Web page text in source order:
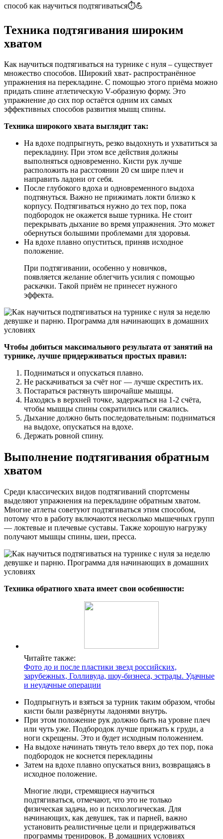
способ как научиться подтягиваться⏱️💪
Техника подтягивания широким
хватом
Как научиться подтягиваться на турнике с нуля – существует
множество способов. Широкий хват- распространённое
упражнения на перекладине. С помощью этого приёма можно
придать спине атлетическую V-образную форму. Это
упражнение до сих пор остаётся одним их самых
эффективных способов развития мышц спины.
Техника широкого хвата выглядит так:
На вдохе подпрыгнуть, резко выдохнуть и ухватиться за
перекладину. При этом все действия должны
выполняться одновременно. Кисти рук лучше
расположить на расстоянии 20 см шире плеч и
направить ладони от себя.
После глубокого вдоха и одновременного выдоха
подтянуться. Важно не прижимать локти близко к
корпусу. Подтягиваться нужно до тех пор, пока
подбородок не окажется выше турника. Не стоит
перекрывать дыхание во время упражнения. Это может
обернуться большими проблемами для здоровья.
На вдохе плавно опуститься, приняв исходное
положение.
При подтягивании, особенно у новичков,
появляется желание облегчить усилия с помощью
раскачки. Такой приём не принесет нужного
эффекта.
Чтобы добиться максимального результата от занятий на
турнике, лучше придерживаться простых правил:
Подниматься и опускаться плавно.
Не раскачиваться за счёт ног — лучше скрестить их.
Постараться растянуть широчайше мышцы.
Находясь в верхней точке, задержаться на 1-2 счёта,
чтобы мышцы спины сократились или сжались.
Дыхание должно быть последовательным: подниматься
на выдохе, опускаться на вдохе.
Держать ровной спину.
Выполнение подтягивания обратным
хватом
Среди классических видов подтягиваний спортсмены
выделяют упражнения на перекладине обратным хватом.
Многие атлеты советуют подтягиваться этим способом,
потому что в работу включаются несколько мышечных групп
— локтевые и плечевые суставы. Также хорошую нагрузку
получают мышцы спины, шеи, пресса.
Техника обратного хвата имеет свои особенности:
Читайте также:
Фото до и после пластики звезд российских,
зарубежных, Голливуда, шоу-бизнеса, эстрады. Удачные
и неудачные операции
Подпрыгнуть и взяться за турник таким образом, чтобы
кисти были развёрнуты ладонями внутрь.
При этом положение рук должно быть на уровне плеч
или чуть уже. Подбородок лучше прижать к груди, а
ноги скрещены. Это и будет исходным положением.
На выдохе начинать тянуть тело вверх до тех пор, пока
подбородок не коснется перекладины
Затем на вдохе плавно опускаться вниз, возвращаясь в
исходное положение.
Многие люди, стремящиеся научиться
подтягиваться, отмечают, что это не только
физическая задача, но и психологическая. Для
начинающих, как девушек, так и парней, важно
установить реалистичные цели и придерживаться
программы тренировок. В домашних условиях